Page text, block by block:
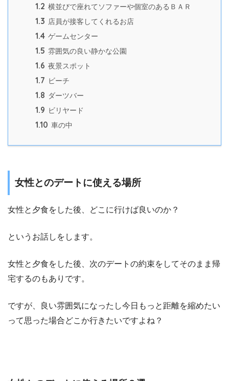
1.2 横並びで座れてソファーや個室のあるＢＡＲ
1.3 店員が接客してくれるお店
1.4 ゲームセンター
1.5 雰囲気の良い静かな公園
1.6 夜景スポット
1.7 ビーチ
1.8 ダーツバー
1.9 ビリヤード
1.10 車の中
女性とのデートに使える場所
女性と夕食をした後、どこに行けば良いのか？
というお話しをします。
女性と夕食をした後、次のデートの約束をしてそのまま帰
宅するのもありです。
ですが、良い雰囲気になったし今日もっと距離を縮めたい
って思った場合どこか行きたいですよね？